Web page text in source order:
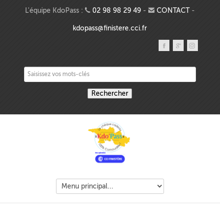
Aller au contenu principal
L'équipe KdoPass : 02 98 98 29 49- CONTACT-
kdopass@finistere.cci.fr
Saisissez vos mots-clés